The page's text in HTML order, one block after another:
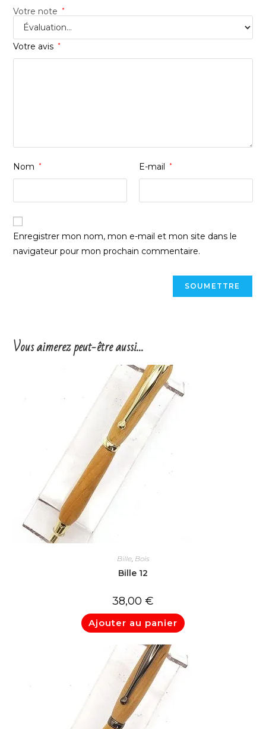
Votre note *
Votre avis *
Nom * E-mail *
Enregistrer mon nom, mon e-mail et mon site dans le
navigateur pour mon prochain commentaire.
Vous aimerez peut-être aussi…
Bille, Bois
Bille 12
38,00 €
Ajouter au panier